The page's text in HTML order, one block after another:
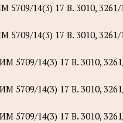
14(3) 17 В. 3010, 3261/
14(3) 17 В. 3010, 3261/
5709/14(3) 17 В. 3010,
5709/14(3) 17 В. 3010,
5709/14(3) 17 В. 3010,